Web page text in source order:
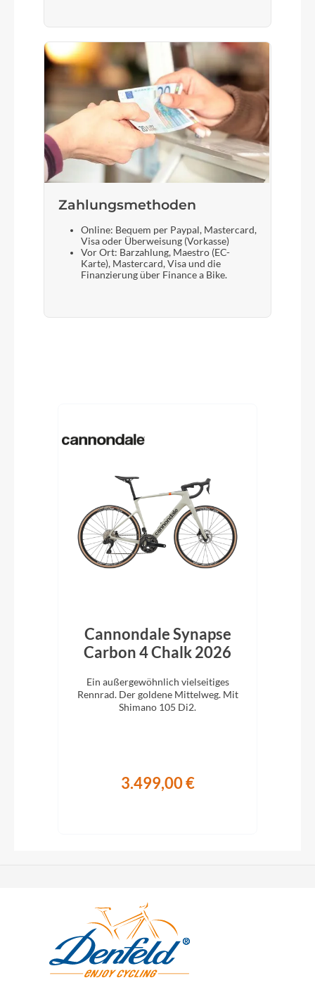
Zahlungsmethoden
Online: Bequem per Paypal, Mastercard,
Visa oder Überweisung (Vorkasse)
Vor Ort: Barzahlung, Maestro (EC-
Karte), Mastercard, Visa und die
Finanzierung über Finance a Bike.
Cannondale Synapse
Carbon 4 Chalk 2026
Ein außergewöhnlich vielseitiges
Rennrad. Der goldene Mittelweg. Mit
Shimano 105 Di2.
3.499,00 €